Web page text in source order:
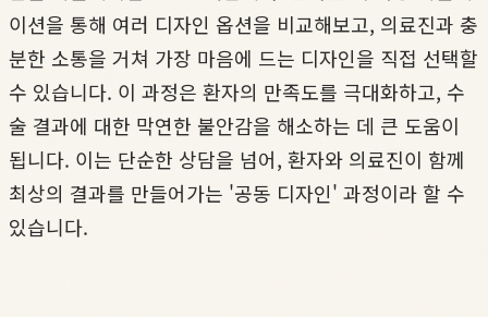
이션을 통해 여러 디자인 옵션을 비교해보고, 의료진과 충
분한 소통을 거쳐 가장 마음에 드는 디자인을 직접 선택할
수 있습니다. 이 과정은 환자의 만족도를 극대화하고, 수
술 결과에 대한 막연한 불안감을 해소하는 데 큰 도움이
됩니다. 이는 단순한 상담을 넘어, 환자와 의료진이 함께
최상의 결과를 만들어가는 '공동 디자인' 과정이라 할 수
있습니다.